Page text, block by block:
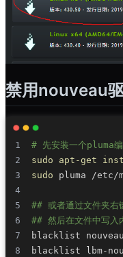
禁用nouveau
# 先安装一个pluma编
sudo
apt-get
sudo
## 或者通过文件夹
## 然后在文件中写入